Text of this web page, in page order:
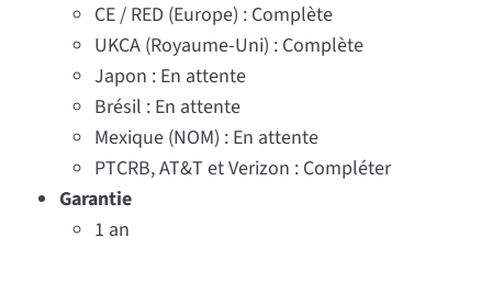
CE / RED (Europe) : Complète
UKCA (Royaume-Uni) : Complète
Japon : En attente
Brésil : En attente
Mexique (NOM) : En attente
PTCRB, AT&T et Verizon : Compléter
Garantie
1 an